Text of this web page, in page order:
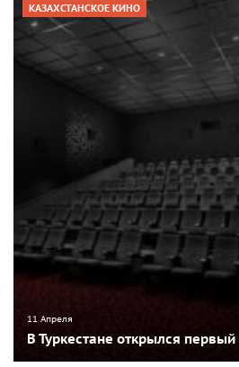
КАЗАХСТАНСКОЕ КИНО
11 Апреля
В Туркестане открылся первый